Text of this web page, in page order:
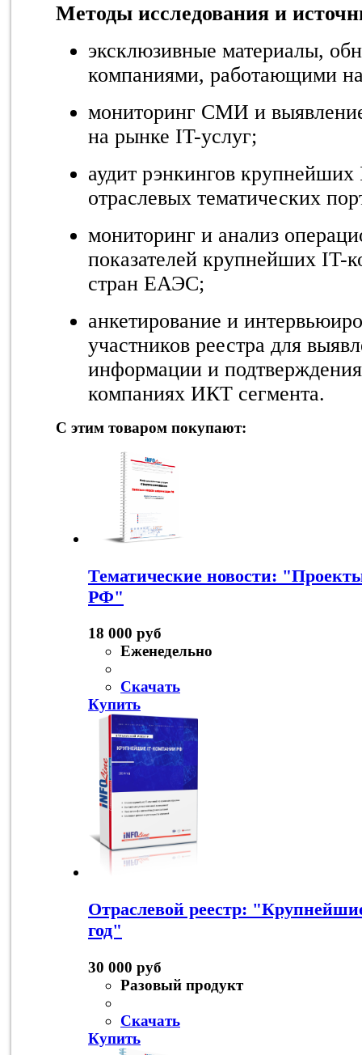
Методы исследования и
эксклюзивные материалы,
компаниями, работающими
мониторинг СМИ и
на рынке IT-услуг;
аудит рэнкингов
отраслевых тематических
мониторинг и анализ
показателей крупнейших IT-
стран ЕАЭС;
анкетирование и
участников реестра для
информации и
компаниях ИКТ сегмента.
С этим товаром покупают:
Тематические новости:
РФ"
18 000 руб
Еженедельно
Скачать
Купить
Отраслевой реестр:
год"
30 000 руб
Разовый продукт
Скачать
Купить